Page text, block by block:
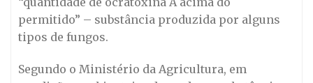
permitido” – substância produzida por alguns
tipos de fungos.
Segundo o Ministério da Agricultura, em